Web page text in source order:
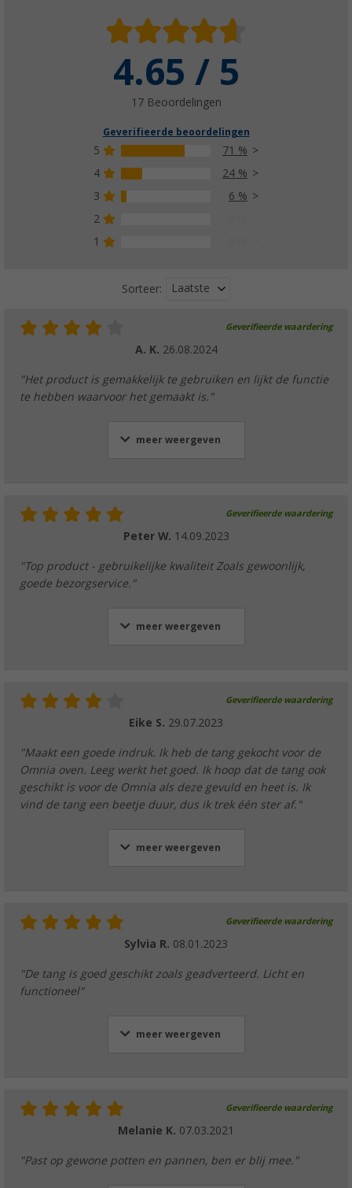
4.65 / 5
17 Beoordelingen
Geverifieerde beoordelingen
5
71 %
4
24 %
3
6 %
2
1
Sorteer: Laatste
Geverifieerde waardering
A. K. 26.08.2024
"Het product is gemakkelijk te gebruiken en lijkt de functie
te hebben waarvoor het gemaakt is."
meer weergeven
Geverifieerde waardering
Peter W. 14.09.2023
"Top product - gebruikelijke kwaliteit Zoals gewoonlijk,
goede bezorgservice."
meer weergeven
Geverifieerde waardering
Eike S. 29.07.2023
"Maakt een goede indruk. Ik heb de tang gekocht voor de
Omnia oven. Leeg werkt het goed. Ik hoop dat de tang ook
geschikt is voor de Omnia als deze gevuld en heet is. Ik
vind de tang een beetje duur, dus ik trek één ster af."
meer weergeven
Geverifieerde waardering
Sylvia R. 08.01.2023
"De tang is goed geschikt zoals geadverteerd. Licht en
functioneel"
meer weergeven
Geverifieerde waardering
Melanie K. 07.03.2021
"Past op gewone potten en pannen, ben er blij mee."